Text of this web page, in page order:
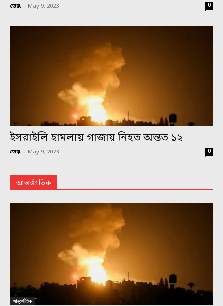
ডেস্ক - May 9, 2023 0
ইসরাইলি হামলায় গাজায় নিহত অন্তত ১২
ডেস্ক - May 9, 2023 0
আন্তর্জাতিক
আন্তর্জাতিক